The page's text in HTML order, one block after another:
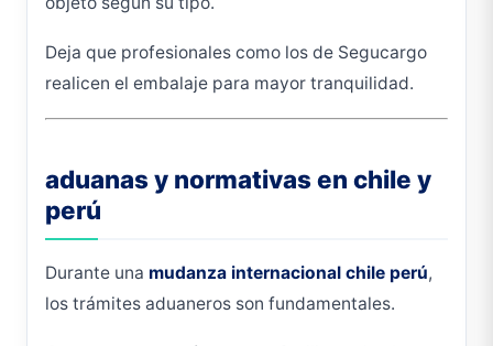
Deja que profesionales como los de Segucargo
realicen el embalaje para mayor tranquilidad.
aduanas y normativas en chile y
perú
Durante una mudanza internacional chile perú,
los trámites aduaneros son fundamentales.